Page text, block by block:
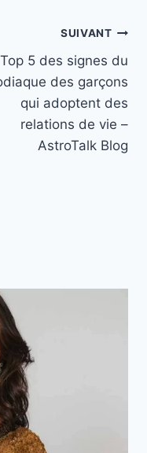
SUIVANT
Top 5 des signes du
des garçons
qui adoptent des
relations de vie –
AstroTalk Blog